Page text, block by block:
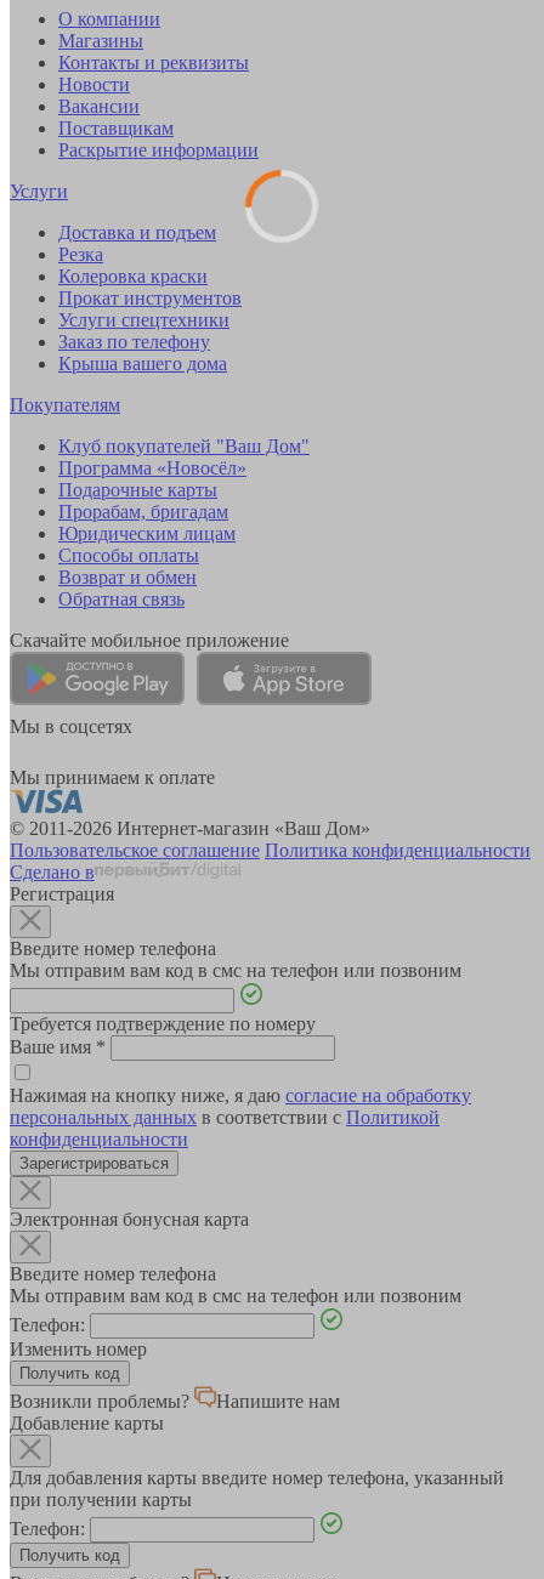
О компании
Магазины
Контакты и реквизиты
Новости
Вакансии
Поставщикам
Раскрытие информации
Услуги
Доставка и подъем
Резка
Колеровка краски
Прокат инструментов
Услуги спецтехники
Заказ по телефону
Крыша вашего дома
Покупателям
Клуб покупателей "Ваш Дом"
Программа «Новосёл»
Подарочные карты
Прорабам, бригадам
Юридическим лицам
Способы оплаты
Возврат и обмен
Обратная связь
Скачайте мобильное приложение
Мы в соцсетях
Мы принимаем к оплате
© 2011-2026 Интернет-магазин «Ваш Дом»
Пользовательское соглашение Политика конфиденциальности
Сделано в
Регистрация
Введите номер телефона
Мы отправим вам код в смс на телефон или позвоним
Требуется подтверждение по номеру
Ваше имя *
Нажимая на кнопку ниже, я даю согласие на обработку
персональных данных в соответствии с Политикой
конфиденциальности
Зарегистрироваться
Электронная бонусная карта
Введите номер телефона
Мы отправим вам код в смс на телефон или позвоним
Телефон:
Изменить номер
Возникли проблемы?
Напишите нам
Добавление карты
Для добавления карты введите номер телефона, указанный
при получении карты
Телефон: